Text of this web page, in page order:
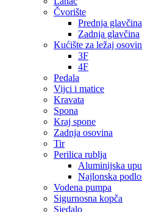
Čvorište
Prednja glavčina
Zadnja glavčina
Kućište za ležaj
3F
4F
Pedala
Vijci i matice
Kravata
Spona
Kraj spone
Zadnja osovina
Tir
Perilica rublja
Aluminijska
Najlonska
Vodena pumpa
Sigurnosna kopča
Sjedalo